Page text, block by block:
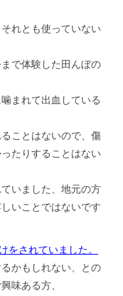
れとも使っていない
で体験した田んぼの
まれて出血している
ことはないので、傷
たりすることはない
いました、地元の方
いことではないです
されていました。
かもしれない、との
味ある方、